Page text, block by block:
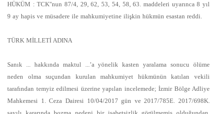
HÜKÜM : TCK"nun 87/4, 29, 62, 53, 54, 58, 63. maddeleri uyarınca 8 yıl
9 ay hapis ve müsadere ile mahkumiyetine ilişkin hükmün esastan reddi.
TÜRK MİLLETİ ADINA
Sanık ... hakkında maktul ...’a yönelik kasten yaralama sonucu ölüme
neden olma suçundan kurulan mahkumiyet hükmünün katılan vekili
tarafından temyiz edilmesi üzerine yapılan incelemede; İzmir Bölge Adliye
Mahkemesi 1. Ceza Dairesi 10/04/2017 gün ve 2017/785E. 2017/698K.